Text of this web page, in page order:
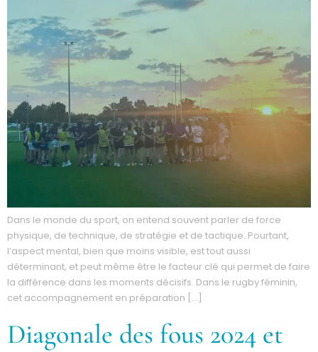
Dans le monde du sport, on entend souvent parler de force
physique, de technique, de stratégie et de tactique. Pourtant,
l’aspect mental, bien que moins visible, est tout aussi
déterminant, et peut même être le facteur clé qui permet de faire
la différence dans les moments décisifs. Dans le rugby féminin,
cet accompagnement en préparation […]
Diagonale des fous 2024 et